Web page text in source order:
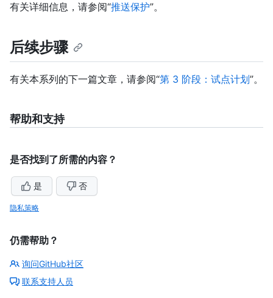
有关详细信息，请参阅“推送保护”。
后续步骤
有关本系列的下一篇文章，请参阅“第 3 阶段：试点计划”。
帮助和支持
是否找到了所需的内容？
是 否
隐私策略
仍需帮助？
询问GitHub社区
联系支持人员